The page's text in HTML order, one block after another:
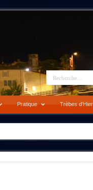
Pratique Trèbes d’Hier